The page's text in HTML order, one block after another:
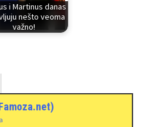
i Martinus danas
nešto veoma
važno!